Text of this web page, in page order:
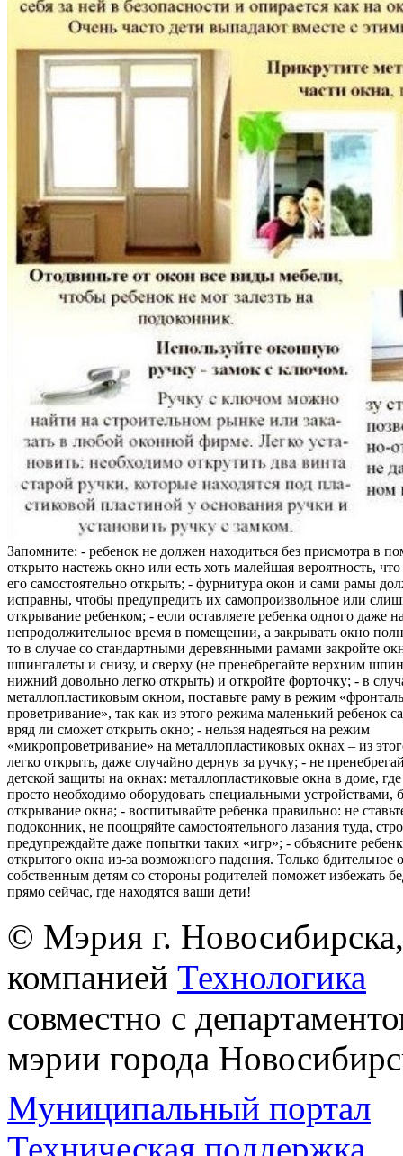
Запомните: - ребенок не должен находиться без присмотра в
открыто настежь окно или есть хоть малейшая вероятность,
его самостоятельно открыть; - фурнитура окон и сами рамы
исправны, чтобы предупредить их самопроизвольное или
открывание ребенком; - если оставляете ребенка одного даже
непродолжительное время в помещении, а закрывать окно
то в случае со стандартными деревянными рамами закройте
шпингалеты и снизу, и сверху (не пренебрегайте верхним
нижний довольно легко открыть) и откройте форточку; - в
металлопластиковым окном, поставьте раму в режим
проветривание», так как из этого режима маленький ребенок
вряд ли сможет открыть окно; - нельзя надеяться на режим
«микропроветривание» на металлопластиковых окнах – из
легко открыть, даже случайно дернув за ручку; - не
детской защиты на окнах: металлопластиковые окна в доме, где
просто необходимо оборудовать специальными
открывание окна; - воспитывайте ребенка правильно: не
подоконник, не поощряйте самостоятельного лазания туда,
предупреждайте даже попытки таких «игр»; - объясните
открытого окна из-за возможного падения. Только бдительное
собственным детям со стороны родителей поможет избежать
прямо сейчас, где находятся ваши дети!
© Мэрия г.
компанией Технологика
совместно с
мэрии города
Муниципальный портал